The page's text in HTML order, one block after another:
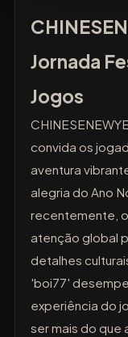
Jornada
Jogos
convida os
aventura
alegria do Ano
recentemente,
atenção global
detalhes
'boi77'
experiência do
ser mais do que